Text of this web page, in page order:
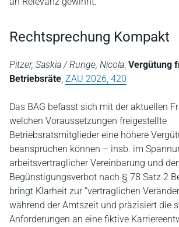
Rechtsprechung Kompakt
Pitzer, Saskia / Runge, Nicola, Vergütung
Betriebsräte, ZAU 2026, 420
Das BAG befasst sich mit der aktuellen
welchen Voraussetzungen freigestellte
Betriebsratsmitglieder eine höhere
beanspruchen können – insb. im
arbeitsvertraglicher Vereinbarung und
Begünstigungsverbot nach § 78 Satz 2
bringt Klarheit zur “vertraglichen
während der Amtszeit und präzisiert die
Anforderungen an eine fiktive